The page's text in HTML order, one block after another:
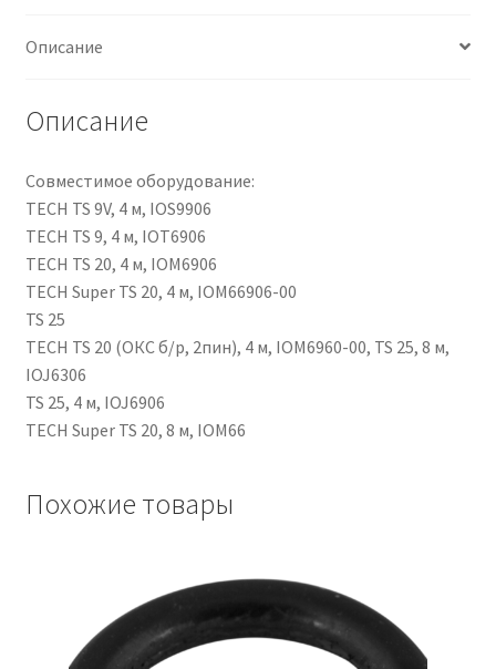
25)
20
Описание
Описание
Совместимое оборудование:
TECH TS 9V, 4 м, IOS9906
TECH TS 9, 4 м, IOT6906
TECH TS 20, 4 м, IOM6906
TECH Super TS 20, 4 м, IOM66906-00
TS 25
TECH TS 20 (ОКС б/р, 2пин), 4 м, IOM6960-00, TS 25, 8 м,
IOJ6306
TS 25, 4 м, IOJ6906
TECH Super TS 20, 8 м, IOM66
Похожие товары